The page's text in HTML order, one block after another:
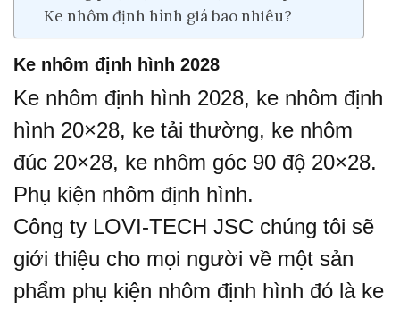
Ke nhôm định hình giá bao nhiêu?
Ke nhôm định hình 2028
Ke nhôm định hình 2028, ke nhôm định
hình 20×28, ke tải thường, ke nhôm
đúc 20×28, ke nhôm góc 90 độ 20×28.
Phụ kiện nhôm định hình.
Công ty LOVI-TECH JSC chúng tôi sẽ
giới thiệu cho mọi người về một sản
phẩm phụ kiện nhôm định hình đó là ke